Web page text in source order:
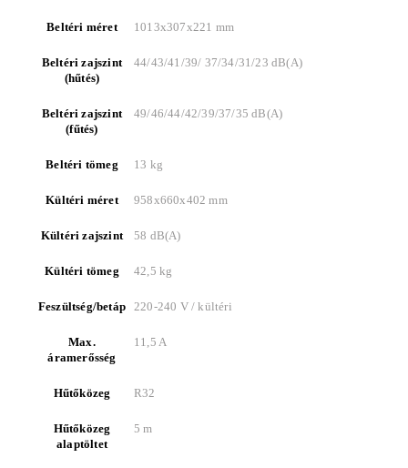
Beltéri méret 1013x307x221 mm
Beltéri zajszint
(hűtés)
44/43/41/39/ 37/34/31/23 dB(A)
Beltéri zajszint
(fűtés)
49/46/44/42/39/37/35 dB(A)
Beltéri tömeg 13 kg
Kültéri méret 958x660x402 mm
Kültéri zajszint 58 dB(A)
Kültéri tömeg 42,5 kg
Feszültség/betáp 220-240 V / kültéri
Max.
áramerősség
11,5 A
Hűtőközeg R32
Hűtőközeg
alaptöltet
5 m